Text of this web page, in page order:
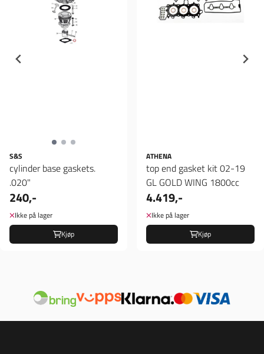
S&S
cylinder base gaskets.
.020"
240,-
Ikke på lager
Kjøp
ATHENA
top end gasket kit 02-19
GL GOLD WING 1800cc
4.419,-
Ikke på lager
Kjøp